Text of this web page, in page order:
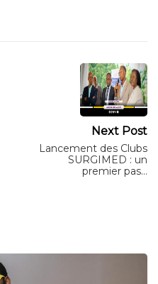
Next Post
Lancement des Clubs
SURGIMED : un
premier pas…